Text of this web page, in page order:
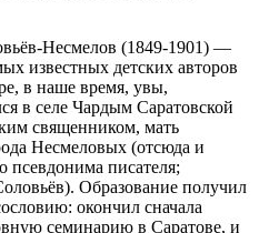
Несмелов (1849-1901) —
известных детских авторов
в наше время, увы,
в селе Чардым Саратовской
священником, мать
Несмеловых (отсюда и
псевдонима писателя;
Образование получил
окончил сначала
семинарию в Саратове, и